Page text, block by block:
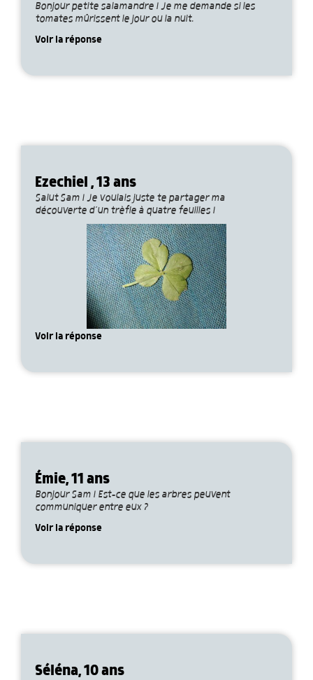
Bonjour petite salamandre ! Je me demande si les
tomates mûrissent le jour ou la nuit.
Voir la réponse
Ezechiel , 13 ans
Salut Sam ! Je voulais juste te partager ma
découverte d’un trèfle à quatre feuilles !
Voir la réponse
Émie, 11 ans
Bonjour Sam ! Est-ce que les arbres peuvent
communiquer entre eux ?
Voir la réponse
Séléna, 10 ans